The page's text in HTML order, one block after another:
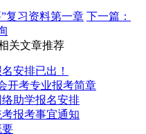
复习资料第一章 下一篇：
关文章推荐
安排已出！
开考专业报考简章
络助学报名安排
报考事宜通知
要